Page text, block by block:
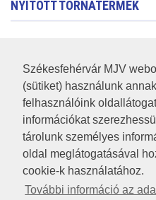
Székesfehérvár MJV
(sütiket) használunk
felhasználóink
információkat
tárolunk személyes
oldal meglátogatásával
cookie-k használatához.
További információ az
NYITOTT TORNATERMEK
RSS
A HONLAP 2017.03.31-I
JOGI NYILATKOZAT
IMPRESSZUM